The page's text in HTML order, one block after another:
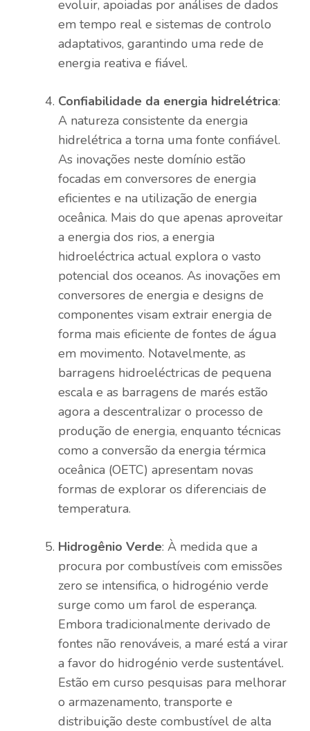
evoluir, apoiadas por análises de dados
em tempo real e sistemas de controlo
adaptativos, garantindo uma rede de
energia reativa e fiável.
Confiabilidade da energia hidrelétrica:
A natureza consistente da energia
hidrelétrica a torna uma fonte confiável.
As inovações neste domínio estão
focadas em conversores de energia
eficientes e na utilização de energia
oceânica. Mais do que apenas aproveitar
a energia dos rios, a energia
hidroeléctrica actual explora o vasto
potencial dos oceanos. As inovações em
conversores de energia e designs de
componentes visam extrair energia de
forma mais eficiente de fontes de água
em movimento. Notavelmente, as
barragens hidroeléctricas de pequena
escala e as barragens de marés estão
agora a descentralizar o processo de
produção de energia, enquanto técnicas
como a conversão da energia térmica
oceânica (OETC) apresentam novas
formas de explorar os diferenciais de
temperatura.
Hidrogênio Verde: À medida que a
procura por combustíveis com emissões
zero se intensifica, o hidrogénio verde
surge como um farol de esperança.
Embora tradicionalmente derivado de
fontes não renováveis, a maré está a virar
a favor do hidrogénio verde sustentável.
Estão em curso pesquisas para melhorar
o armazenamento, transporte e
distribuição deste combustível de alta